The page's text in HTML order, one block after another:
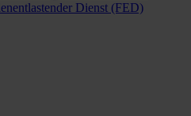
Dienst (FED)